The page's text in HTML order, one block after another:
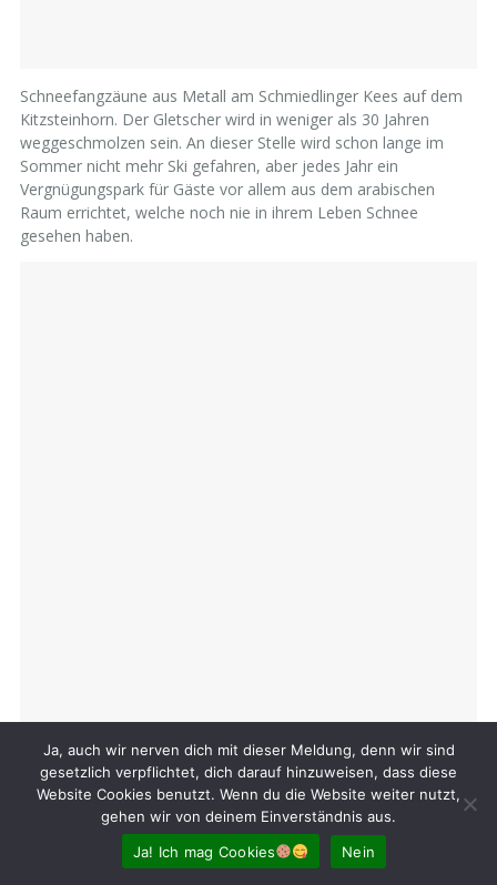
Schneefangzäune aus Metall am Schmiedlinger Kees auf dem
Kitzsteinhorn. Der Gletscher wird in weniger als 30 Jahren
weggeschmolzen sein. An dieser Stelle wird schon lange im
Sommer nicht mehr Ski gefahren, aber jedes Jahr ein
Vergnügungspark für Gäste vor allem aus dem arabischen
Raum errichtet, welche noch nie in ihrem Leben Schnee
gesehen haben.
Ja, auch wir nerven dich mit dieser Meldung, denn wir sind
gesetzlich verpflichtet, dich darauf hinzuweisen, dass diese
Website Cookies benutzt. Wenn du die Website weiter nutzt,
gehen wir von deinem Einverständnis aus.
Ja! Ich mag Cookies
Nein